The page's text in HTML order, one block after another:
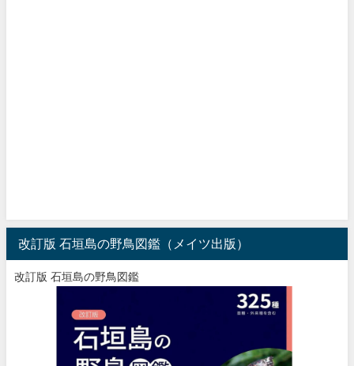
改訂版 石垣島の野鳥図鑑（メイツ出版）
改訂版 石垣島の野鳥図鑑